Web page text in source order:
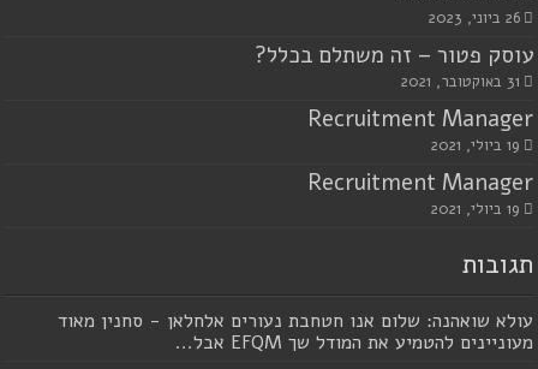
26 ביוני, 2023
עוסק פטור – זה משתלם בכלל?
31 באוקטובר, 2021
Recruitment Manager
19 ביולי, 2021
Recruitment Manager
19 ביולי, 2021
תגובות
עולא שואהנה: שלום אנו חטחבת נעורים אלחלאן - סחנין מאוד
מעוניינים להטמיע את המודל שך EFQM אבל...